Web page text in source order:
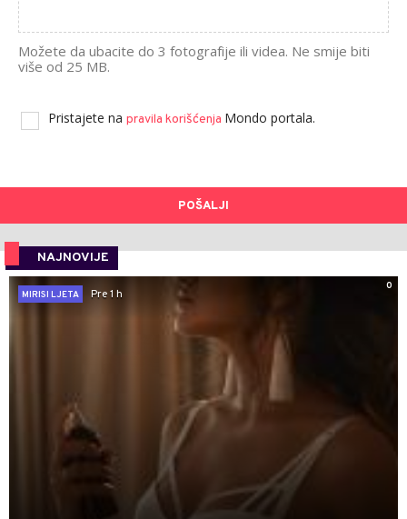
Možete da ubacite do 3 fotografije ili videa. Ne smije biti
više od 25 MB.
Pristajete na pravila korišćenja Mondo portala.
POŠALJI
NAJNOVIJE
0
MIRISI LJETA
Pre 1 h